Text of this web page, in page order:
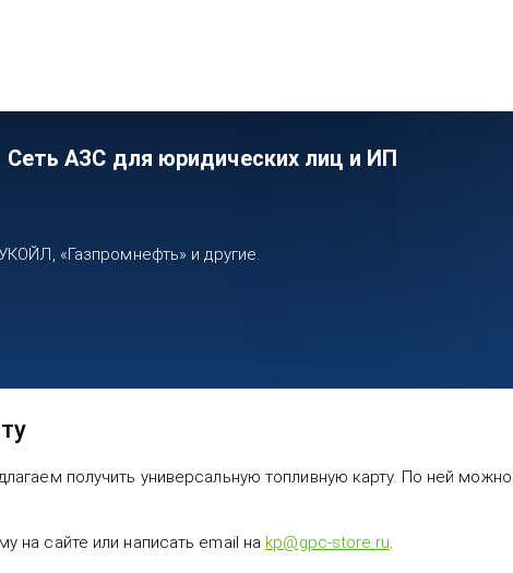
АЗС для юридических лиц и ИП
«Газпромнефть» и другие.
получить универсальную топливную карту. По ней
на сайте или написать email на kp@gpc-store.ru.